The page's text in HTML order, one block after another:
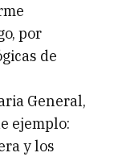
por
de
General,
ejemplo:
y los